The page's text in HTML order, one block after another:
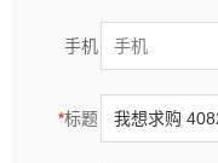
手机
*标题